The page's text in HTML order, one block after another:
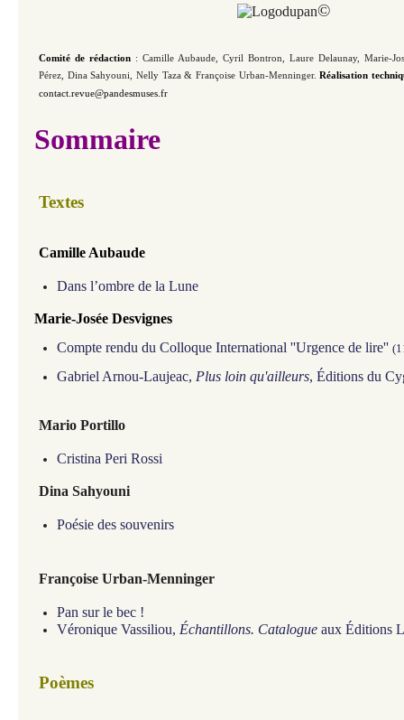
©
Comité de rédaction : Camille Aubaude, Cyril Bontron, Laure Delaunay,
Marie-
Pérez,
Dina Sahyouni, Nelly Taza& Françoise Urban-Menninger. Réalisation
contact.revue@pandesmuses.fr
Sommaire
Textes
Camille Aubaude
Dans l’ombre de la Lune
Marie-Josée Desvignes
Compte rendu du Colloque International ''Urgence de lire''
Gabriel Arnou-Laujeac, Plus loin qu'ailleurs, Éditions du
Mario Portillo
Cristina Peri Rossi
Dina Sahyouni
Poésie des souvenirs
Françoise Urban-Menninger
Pan sur le bec !
Véronique Vassiliou, Échantillons. Catalogue aux Éditions
Poèmes